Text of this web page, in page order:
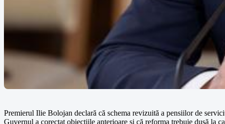
Premierul Ilie Bolojan declară că schema revizuită a pensiilor de
Guvernul a corectat obiecțiile anterioare și că reforma trebuie dusă la